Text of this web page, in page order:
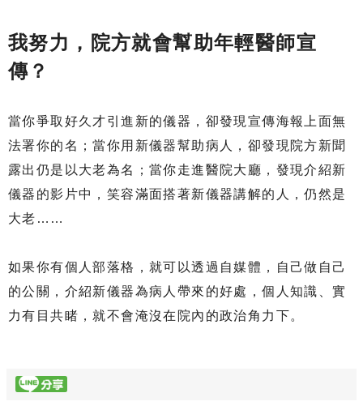
我努力，院方就會幫助年輕醫師宣
傳？
當你爭取好久才引進新的儀器，卻發現宣傳海報上面無
法署你的名；當你用新儀器幫助病人，卻發現院方新聞
露出仍是以大老為名；當你走進醫院大廳，發現介紹新
儀器的影片中，笑容滿面搭著新儀器講解的人，仍然是
大老……
如果你有個人部落格，就可以透過自媒體，自己做自己
的公關，介紹新儀器為病人帶來的好處，個人知識、實
力有目共睹，就不會淹沒在院內的政治角力下。